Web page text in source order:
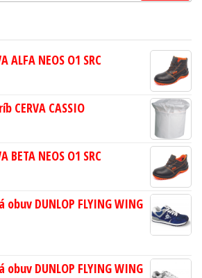
ALFA NEOS O1 SRC
CERVA CASSIO
BETA NEOS O1 SRC
DUNLOP FLYING WING
DUNLOP FLYING WING